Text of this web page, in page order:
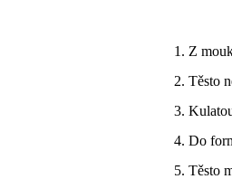
Z
Těsto
Do
Těsto